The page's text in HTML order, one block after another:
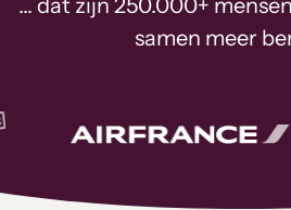
samen meer